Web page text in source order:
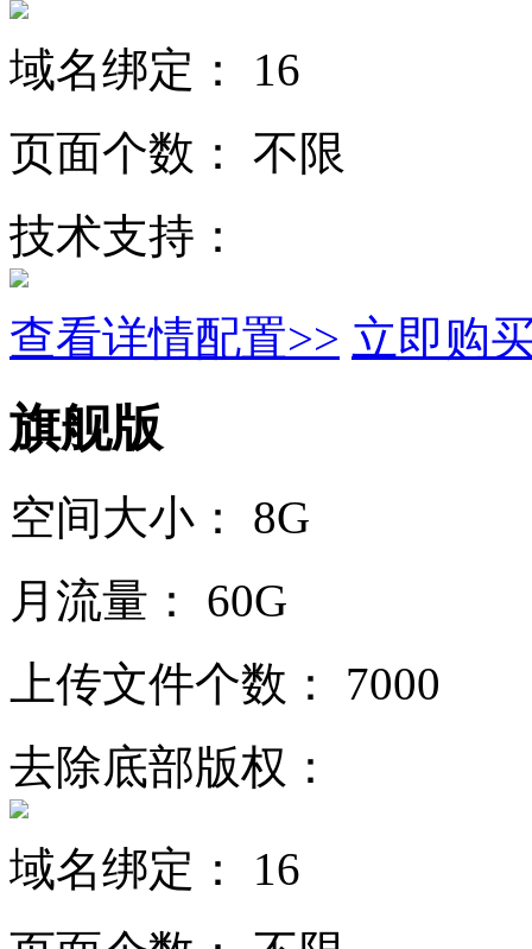
域名绑定：
16
页面个数：
不限
技术支持：
查看详情配置>> 立即购
旗舰版
空间大小：
8G
月流量：
60G
上传文件个数：
7000
去除底部版权：
域名绑定：
16